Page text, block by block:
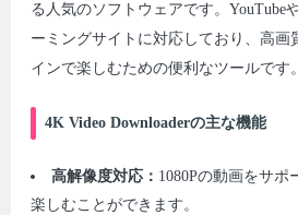
る人気のソフトウェアです。YouTube
ーミングサイトに対応しており、高画
インで楽しむための便利なツールです。
4K Video Downloaderの主な機能
高解像度対応： 1080Pの動画をサポ
楽しむことができます。